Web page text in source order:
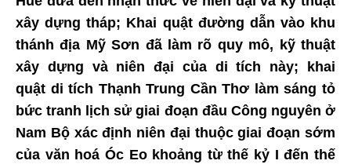
xây dựng tháp; Khai quật đường dẫn vào khu
thánh địa Mỹ Sơn đã làm rõ quy mô, kỹ thuật
xây dựng và niên đại của di tích này; khai
quật di tích Thạnh Trung Cần Thơ làm sáng tỏ
bức tranh lịch sử giai đoạn đầu Công nguyên ở
Nam Bộ xác định niên đại thuộc giai đoạn sớm
của văn hoá Óc Eo khoảng từ thế kỷ I đến thế